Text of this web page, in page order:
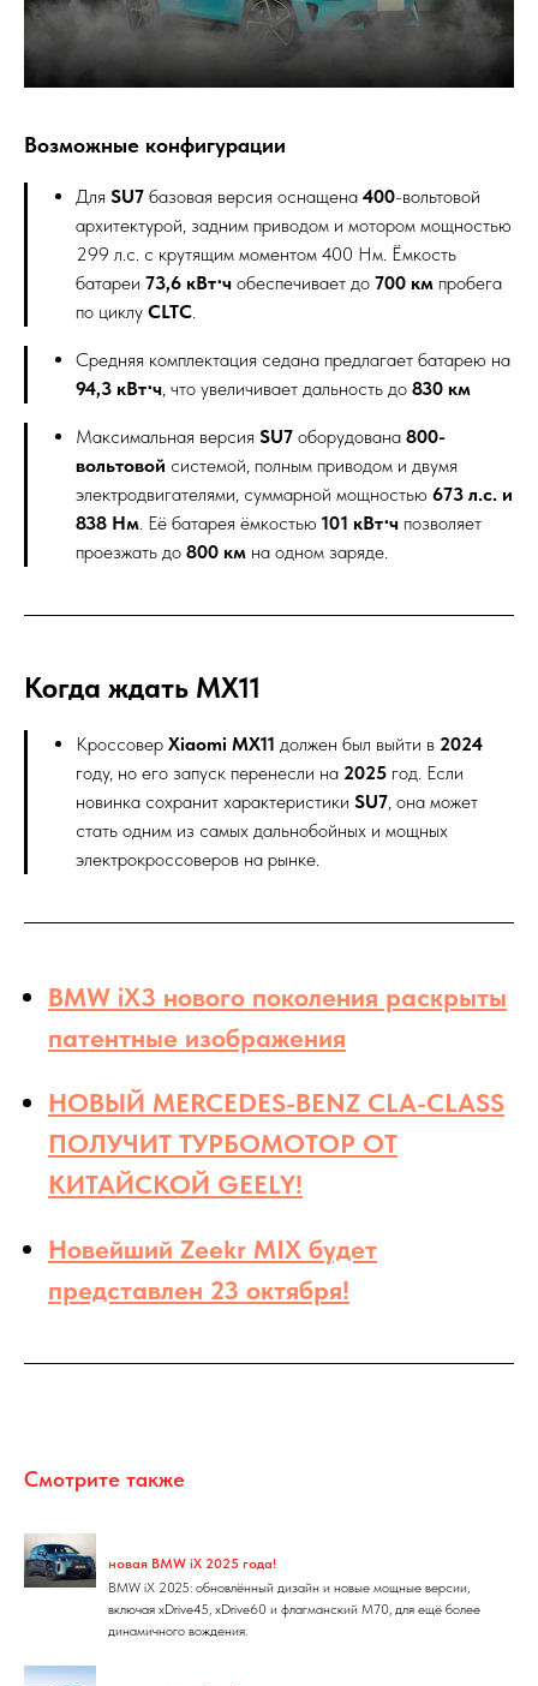
Возможные конфигурации
Для SU7 базовая версия оснащена 400-вольтовой
архитектурой, задним приводом и мотором мощностью
299 л.с. с крутящим моментом 400 Нм. Ёмкость
батареи 73,6 кВт⋅ч обеспечивает до 700 км пробега
по циклу CLTC.
Средняя комплектация седана предлагает батарею на
94,3 кВт⋅ч, что увеличивает дальность до 830 км
Максимальная версия SU7 оборудована 800-
вольтовой системой, полным приводом и двумя
электродвигателями, суммарной мощностью 673 л.с. и
838 Нм. Её батарея ёмкостью 101 кВт⋅ч позволяет
проезжать до 800 км на одном заряде.
Когда ждать MX11
Кроссовер Xiaomi MX11 должен был выйти в 2024
году, но его запуск перенесли на 2025 год. Если
новинка сохранит характеристики SU7, она может
стать одним из самых дальнобойных и мощных
электрокроссоверов на рынке.
BMW iX3 нового поколения раскрыты
патентные изображения
НОВЫЙ MERCEDES-BENZ CLA-CLASS
ПОЛУЧИТ ТУРБОМОТОР ОТ
КИТАЙСКОЙ GEELY!
Новейший Zeekr MIX будет
представлен 23 октября!
Смотрите также
новая BMW iX 2025 года!
BMW iX 2025: обновлённый дизайн и новые мощные версии,
включая xDrive45, xDrive60 и флагманский M70, для ещё более
динамичного вождения.